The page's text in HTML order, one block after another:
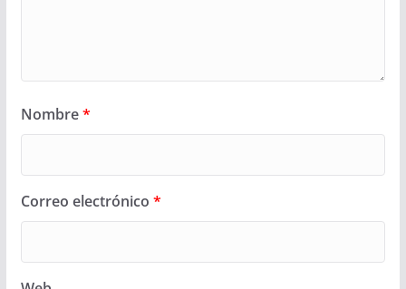
Nombre*
Correo electrónico *